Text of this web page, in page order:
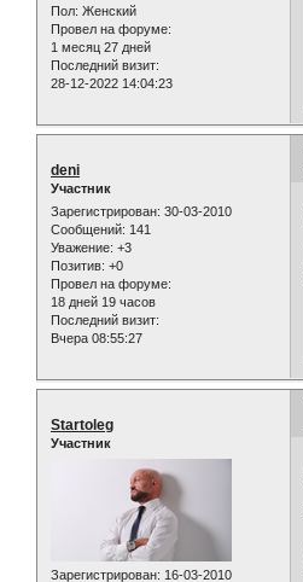
Пол: Женский
Провел на форуме:
1 месяц 27 дней
Последний визит:
28-12-2022 14:04:23
deni
Участник
Зарегистрирован: 30-03-2010
Сообщений: 141
Уважение: +3
Позитив: +0
Провел на форуме:
18 дней 19 часов
Последний визит:
Вчера 08:55:27
Startoleg
Участник
Зарегистрирован: 16-03-2010